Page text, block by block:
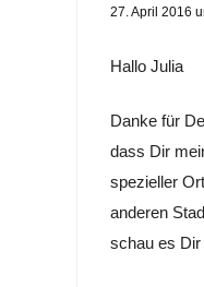
27. April 2016
Hallo Julia
Danke für
dass Dir
spezieller
anderen
schau es